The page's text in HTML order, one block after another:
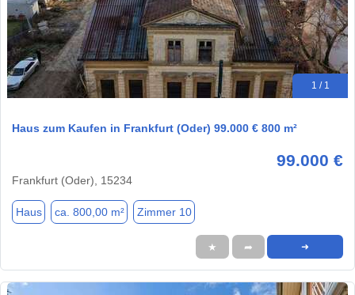
1 / 1
Haus zum Kaufen in Frankfurt (Oder) 99.000 € 800 m²
99.000 €
Frankfurt (Oder), 15234
Haus ca. 800,00 m² Zimmer 10
★ ➦ ➜